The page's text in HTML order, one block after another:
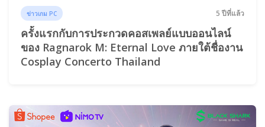
ข่าวเกม PC 5 ปีที่แล้ว
ครั้งแรกกับการประกวดคอสเพลย์แบบออนไลน์
ของ Ragnarok M: Eternal Love ภายใต้ชื่องาน
Cosplay Concerto Thailand